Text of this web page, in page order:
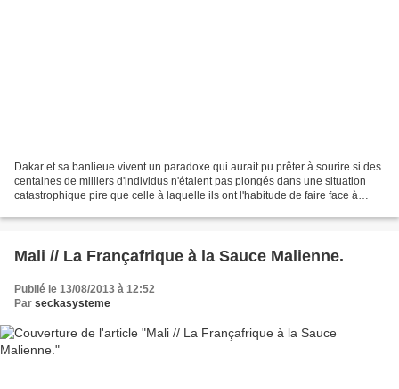
Dakar et sa banlieue vivent un paradoxe qui aurait pu prêter à sourire si des
centaines de milliers d'individus n'étaient pas plongés dans une situation
catastrophique pire que celle à laquelle ils ont l'habitude de faire face à
Mali // La Françafrique à la Sauce Malienne.
Publié le 13/08/2013 à 12:52
Par seckasysteme